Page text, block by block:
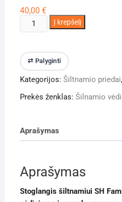
40,00 €
produkto
kiekis:
šiltnamiui
SH
Family
Į krepšelį
⇄ Palyginti
Kategorijos: Šiltnamio priedai,
Prekės ženklas: Šilnamio
Aprašymas
Aprašymas
Stoglangis šiltnamiui SH